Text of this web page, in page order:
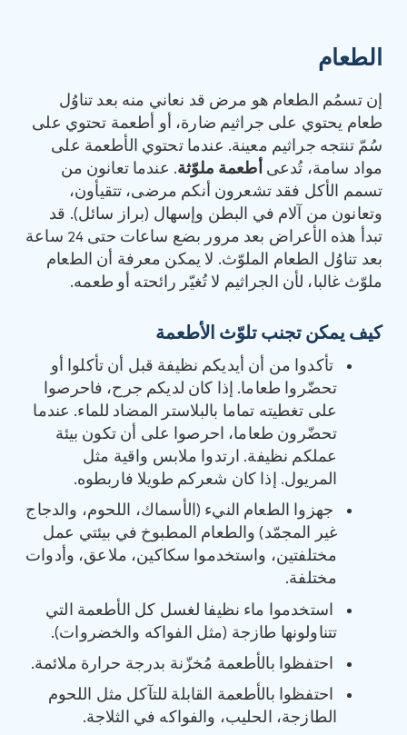
الطعام
إن تسمُم الطعام هو مرض قد نعاني منه بعد تناوُل
طعام يحتوي على جراثيم ضارة، أو أطعمة تحتوي على
سُمّ تنتجه جراثيم معينة. عندما تحتوي الأطعمة على
مواد سامة، تُدعى أطعمة ملوّثة. عندما تعانون من
تسمم الأكل فقد تشعرون أنكم مرضى، تتقيأون،
وتعانون من آلام في البطن وإسهال (براز سائل). قد
تبدأ هذه الأعراض بعد مرور بضع ساعات حتى 24 ساعة
بعد تناوُل الطعام الملوّث. لا يمكن معرفة أن الطعام
ملوّث غالبا، لأن الجراثيم لا تُغيّر رائحته أو طعمه.
كيف يمكن تجنب تلوّث الأطعمة
تأكدوا من أن أيديكم نظيفة قبل أن تأكلوا أو
تحضّروا طعاما. إذا كان لديكم جرح، فاحرصوا
على تغطيته تماما بالبلاستر المضاد للماء. عندما
تحضّرون طعاما، احرصوا على أن تكون بيئة
عملكم نظيفة. ارتدوا ملابس واقية مثل
المريول. إذا كان شعركم طويلا فاربطوه.
جهزوا الطعام النيء (الأسماك، اللحوم، والدجاج
غير المجمّد) والطعام المطبوخ في بيئتي عمل
مختلفتين، واستخدموا سكاكين، ملاعق، وأدوات
مختلفة.
استخدموا ماء نظيفا لغسل كل الأطعمة التي
تتناولونها طازجة (مثل الفواكه والخضروات).
احتفظوا بالأطعمة مُخزّنة بدرجة حرارة ملائمة.
‏احتفظوا بالأطعمة القابلة للتآكل مثل اللحوم
الطازجة، الحليب، والفواكه في الثلاجة.